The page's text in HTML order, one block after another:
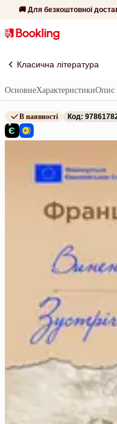
🚚 Для безкоштовної
Класична література
ОсновнеХарактеристикиОпис
В наявності Код: